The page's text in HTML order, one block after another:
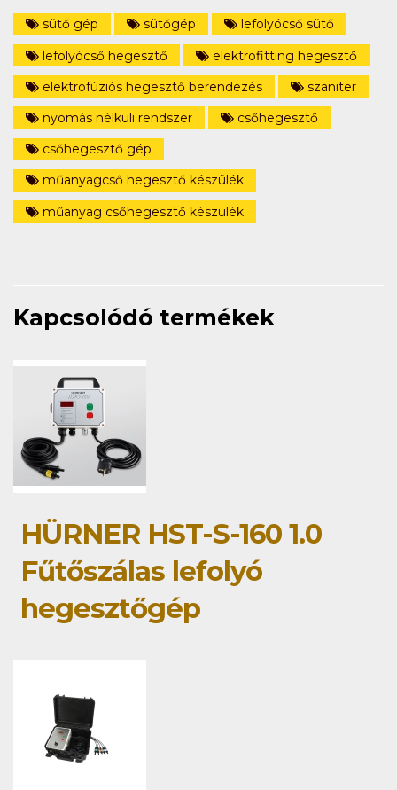
sütő gép sütőgép
lefolyócső sütő
lefolyócső hegesztő
elektrofitting hegesztő
elektrofúziós hegesztő berendezés
szaniter
nyomás nélküli rendszer
csőhegesztő
csőhegesztő gép
műanyagcső hegesztő készülék
műanyag csőhegesztő készülék
Kapcsolódó termékek
HÜRNER HST-S-160 1.0
Fűtőszálas lefolyó
hegesztőgép